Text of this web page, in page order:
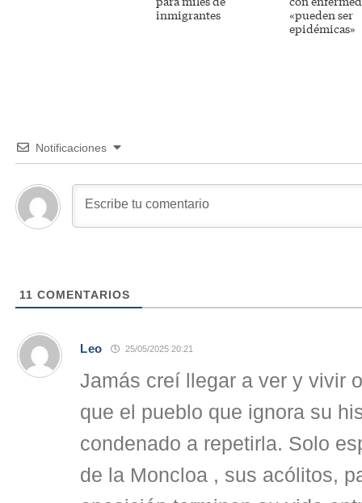
inmigrantes
«pueden ser
epidémicas»
Notificaciones
11 COMENTARIOS
Leo 25/05/2025 20:21
Jamás creí llegar a ver y vivir
que el pueblo que ignora su
condenado a repetirla. Solo
de la Moncloa , sus acólitos,